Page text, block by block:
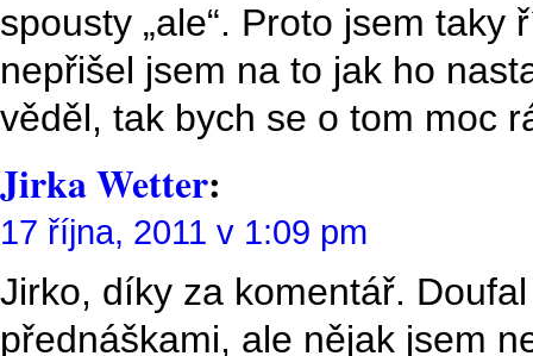
spousty „ale“. Proto jsem
nepřišel jsem na to jak ho
věděl, tak bych se o tom moc
Jirka Wetter:
17 října, 2011 v 1:09 pm
Jirko, díky za komentář.
přednáškami, ale nějak jsem